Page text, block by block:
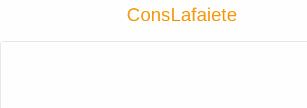
ConsLafaiete